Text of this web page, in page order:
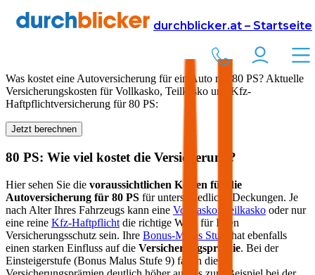
durchblicker.at – Startseite
Versicherung Autoversicherung
PS in Österreich
Was kostet eine Autoversicherung für ein Auto mit 80 PS? Aktuelle
Versicherungskosten für Vollkasko, Teilkasko und Kfz-
Haftpflichtversicherung für80 PS:
Jetzt berechnen
80 PS: Wie viel kostet die Versicherung?
Hier sehen Sie die voraussichtlichen Kosten für die
Autoversicherung für 80 PS für unterschiedliche Deckungen. Je
nach Alter Ihres Fahrzeugs kann eine Vollkasko, Teilkasko oder nur
eine reine Kfz-Haftpflicht die richtige Wahl für Ihren
Versicherungsschutz sein. Ihre Bonus-Malus Stufe
hat ebenfalls
einen starken Einfluss auf die Versicherungsprämie. Bei der
Einsteigerstufe (Bonus Malus Stufe 9) fallen die